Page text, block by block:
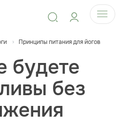
Принципы питания для йогов
будете
без